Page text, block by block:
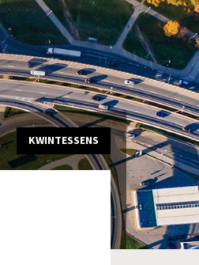
KWINTESSENS